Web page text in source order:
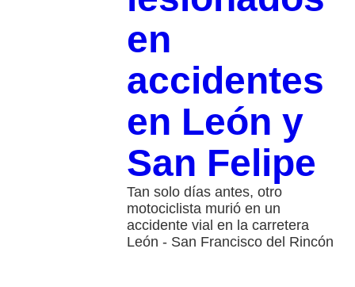
en
accidentes
en León y
San Felipe
Tan solo días antes, otro
motociclista murió en un
accidente vial en la carretera
León - San Francisco del Rincón